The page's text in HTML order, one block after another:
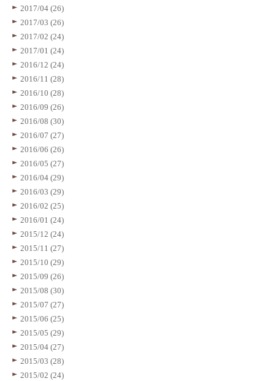
2017/04 (26)
2017/03 (26)
2017/02 (24)
2017/01 (24)
2016/12 (24)
2016/11 (28)
2016/10 (28)
2016/09 (26)
2016/08 (30)
2016/07 (27)
2016/06 (26)
2016/05 (27)
2016/04 (29)
2016/03 (29)
2016/02 (25)
2016/01 (24)
2015/12 (24)
2015/11 (27)
2015/10 (29)
2015/09 (26)
2015/08 (30)
2015/07 (27)
2015/06 (25)
2015/05 (29)
2015/04 (27)
2015/03 (28)
2015/02 (24)